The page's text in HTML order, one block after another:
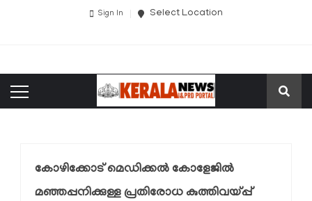
Sign In Select Location
കോഴിക്കോട് മെഡിക്കൽ കോളേജിൽ
മഞ്ഞപ്പനിക്കുള്ള പ്രതിരോധ കുത്തിവയ്പ്പ്